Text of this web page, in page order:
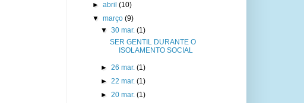
► abril (10)
▼ março (9)
▼30 mar.(1)
SER GENTIL DURANTE O
ISOLAMENTO SOCIAL
►26 mar.(1)
►22 mar.(1)
►20 mar.(1)